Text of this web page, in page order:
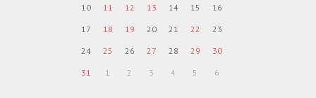
10 11 12 13 14 15 16
17 18 19 20 21 22 23
24 25 26 27 28 29 30
31 1 2 3 4 5 6